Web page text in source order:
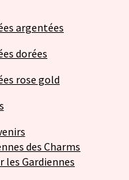
argentées
dorées
rose gold
des Charms
les Gardiennes